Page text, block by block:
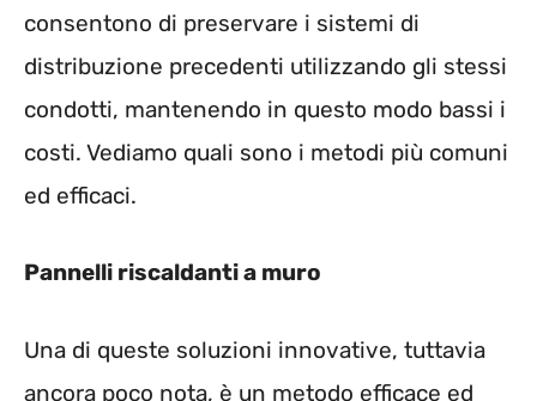
consentono di preservare i sistemi di
distribuzione precedenti utilizzando gli stessi
condotti, mantenendo in questo modo bassi i
costi. Vediamo quali sono i metodi più comuni
ed efficaci.
Pannelli riscaldanti a muro
Una di queste soluzioni innovative, tuttavia
ancora poco nota, è un metodo efficace ed